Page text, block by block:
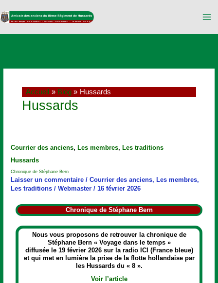
au
contenu
Accueil Blog Hussards
Hussards
Courrier des anciens,Les membres,Les traditions
Hussards
Chronique de Stéphane Bern
Laisser un commentaire /Courrier des anciens, Les membres,
Les traditions /Webmaster/ 16 février 2026
Chronique de Stéphane Bern
Nous vous proposons de retrouver la chronique de
Stéphane Bern « Voyage dans le temps »
diffusée le 19 février 2026 sur la radio ICI (France bleue)
et qui met en lumière la prise de la flotte hollandaise par
les Hussards du « 8 ».
Voir l’article
Chronique
Stéphane
Bern